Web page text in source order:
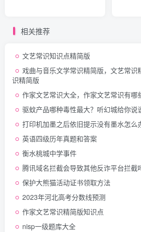
相关推荐
文艺常识知识点精简版
戏曲与音乐文学常识精简版，文艺常识
识精简版
作家文艺常识大全，作家文艺常识有哪
驱蚊产品哪种毒性最大？听幻城给你说
打印机加墨之后依旧提示没有墨水怎么
英语四级历年真题和答案
衡水桃城中学事件
腾讯域名拦截会导致其他反诈平台拦截
保护大熊猫活动证书领取方法
2023年河北高考分数线预测
作家文艺常识精简版知识点
nisp一级题库大全